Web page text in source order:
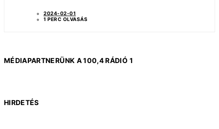
2024-02-01
1 PERC OLVASÁS
MÉDIAPARTNERÜNK A 100,4 RÁDIÓ 1
HIRDETÉS